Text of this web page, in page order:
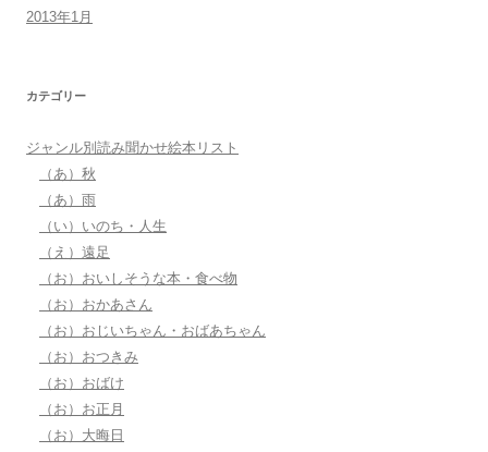
2013年1月
カテゴリー
ジャンル別読み聞かせ絵本リスト
（あ）秋
（あ）雨
（い）いのち・人生
（え）遠足
（お）おいしそうな本・食べ物
（お）おかあさん
（お）おじいちゃん・おばあちゃん
（お）おつきみ
（お）おばけ
（お）お正月
（お）大晦日